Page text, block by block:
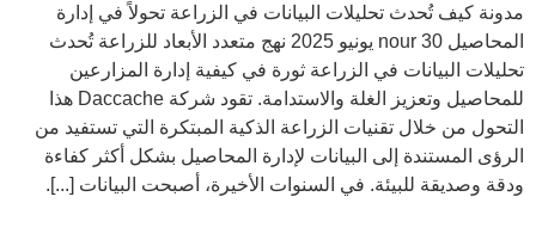
مدونة كيف تُحدث تحليلات البيانات في الزراعة تحولاً في إدارة
المحاصيل nour 30 يونيو 2025 نهج متعدد الأبعاد للزراعة تُحدث
تحليلات البيانات في الزراعة ثورة في كيفية إدارة المزارعين
للمحاصيل وتعزيز الغلة والاستدامة. تقود شركة Daccache هذا
التحول من خلال تقنيات الزراعة الذكية المبتكرة التي تستفيد من
الرؤى المستندة إلى البيانات لإدارة المحاصيل بشكل أكثر كفاءة
ودقة وصديقة للبيئة. في السنوات الأخيرة، أصبحت البيانات [...].